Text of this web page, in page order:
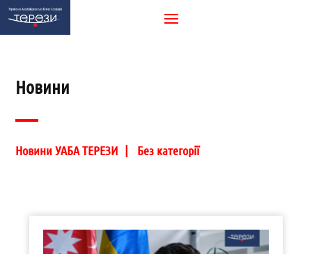
Новини
Новини УАБА ТЕРЕЗИ Без категорії